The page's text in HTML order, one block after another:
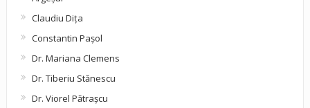
Claudiu Diţa
Constantin Pașol
Dr. Mariana Clemens
Dr. Tiberiu Stănescu
Dr. Viorel Pătraşcu